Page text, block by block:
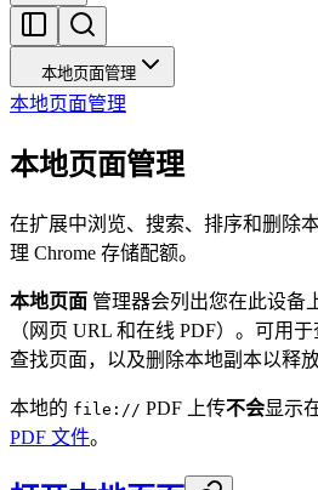
本地页面管理
本地页面管理
本地页面管理
在扩展中浏览、搜索、排序和删除
理 Chrome 存储配额。
本地页面 管理器会列出您在此设备
（网页 URL 和在线 PDF）。可用
查找页面，以及删除本地副本以释放
本地的 file:// PDF 上传不会显示
PDF 文件。